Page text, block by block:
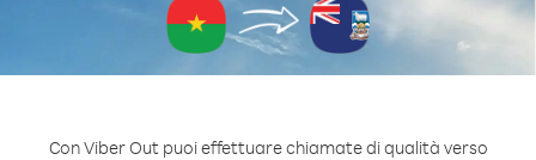
Con Viber Out puoi effettuare chiamate di qualità verso